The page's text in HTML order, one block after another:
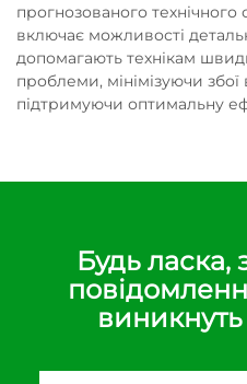
прогнозованого
включає можливості
допомагають технікам
проблеми, мінімізуючи збої
підтримуючи оптимальну
Будь ласка,